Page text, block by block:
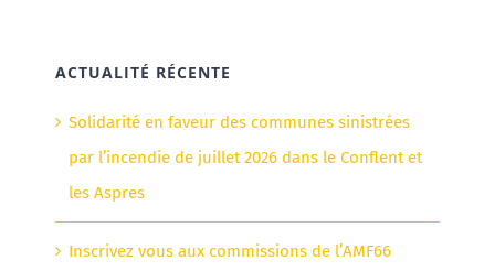
ACTUALITÉ RÉCENTE
Solidarité en faveur des communes sinistrées
par l’incendie de juillet 2026 dans le Conflent et
les Aspres
Inscrivez vous aux commissions de l’AMF66